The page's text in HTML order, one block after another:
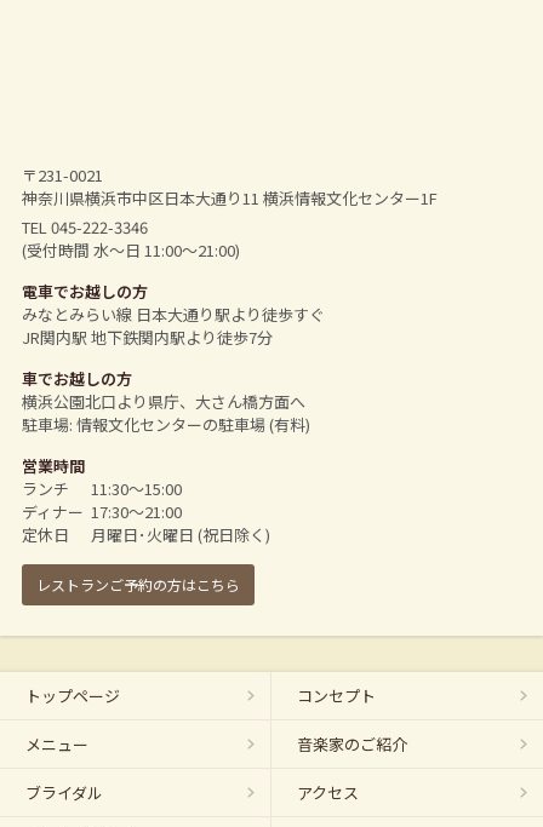
〒231-0021
神奈川県横浜市中区日本大通り11 横浜情報文化センター1F
TEL 045-222-3346
(受付時間 水～日 11:00～21:00)
電車でお越しの方
みなとみらい線 日本大通り駅より徒歩すぐ
JR関内駅 地下鉄関内駅より徒歩7分
車でお越しの方
横浜公園北口より県庁、大さん橋方面へ
駐車場: 情報文化センターの駐車場 (有料)
営業時間
ランチ
11:30～15:00
ディナー 17:30～21:00
定休日
月曜日･火曜日 (祝日除く)
レストランご予約の方はこちら
トップページ コンセプト
メニュー 音楽家のご紹介
ブライダル アクセス